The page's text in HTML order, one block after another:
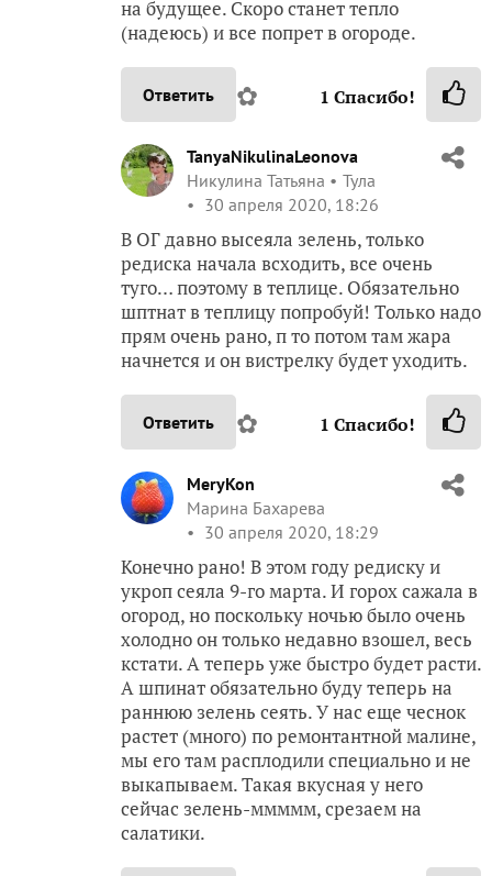
на будущее. Скоро станет тепло
(надеюсь) и все попрет в огороде.
Ответить ✿ 1 Спасибо!
TanyaNikulinaLeonova
Никулина Татьяна
Тула
30 апреля 2020, 18:26
В ОГ давно высеяла зелень, только
редиска начала всходить, все очень
туго… поэтому в теплице. Обязательно
шптнат в теплицу попробуй! Только надо
прям очень рано, п то потом там жара
начнется и он вистрелку будет уходить.
Ответить ✿ 1 Спасибо!
MeryKon
Марина Бахарева
30 апреля 2020, 18:29
Конечно рано! В этом году редиску и
укроп сеяла 9-го марта. И горох сажала в
огород, но поскольку ночью было очень
холодно он только недавно взошел, весь
кстати. А теперь уже быстро будет расти.
А шпинат обязательно буду теперь на
раннюю зелень сеять. У нас еще чеснок
растет (много) по ремонтантной малине,
мы его там расплодили специально и не
выкапываем. Такая вкусная у него
сейчас зелень-ммммм, срезаем на
салатики.